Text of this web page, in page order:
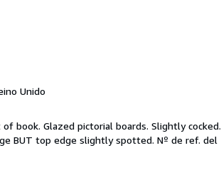
Unido
book. Glazed pictorial boards. Slightly cocked.
BUT top edge slightly spotted. Nº de ref. del